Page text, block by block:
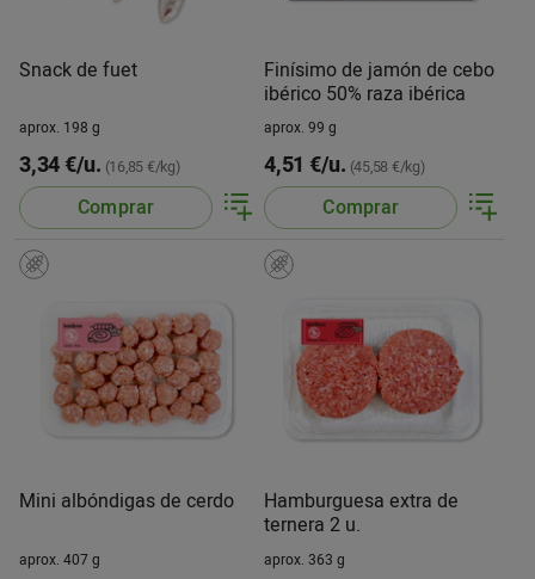
Snack de fuet
aprox. 198 g
3,34 €/u. (16,85 €/kg)
Comprar
Finísimo de jamón de cebo
ibérico 50% raza ibérica
aprox. 99 g
4,51 €/u. (45,58 €/kg)
Comprar
Mini albóndigas de cerdo
aprox. 407 g
Hamburguesa extra de
ternera 2 u.
aprox. 363 g